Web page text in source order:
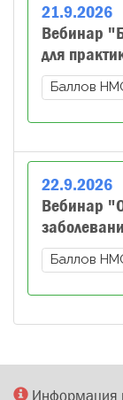
21.9.2026
Вебинар
для
Баллов
22.9.2026
Вебинар
Баллов
Информация